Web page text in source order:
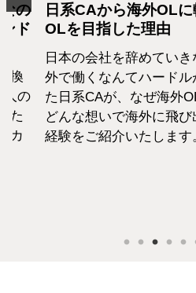
！私が海外
外OLに！海
と思ってい
身したのか、
のか、私の
転職・社会
の生活設計
日系エアライ
外資系のエア
て働いた経験
らこそ、それ
な外資系CAの